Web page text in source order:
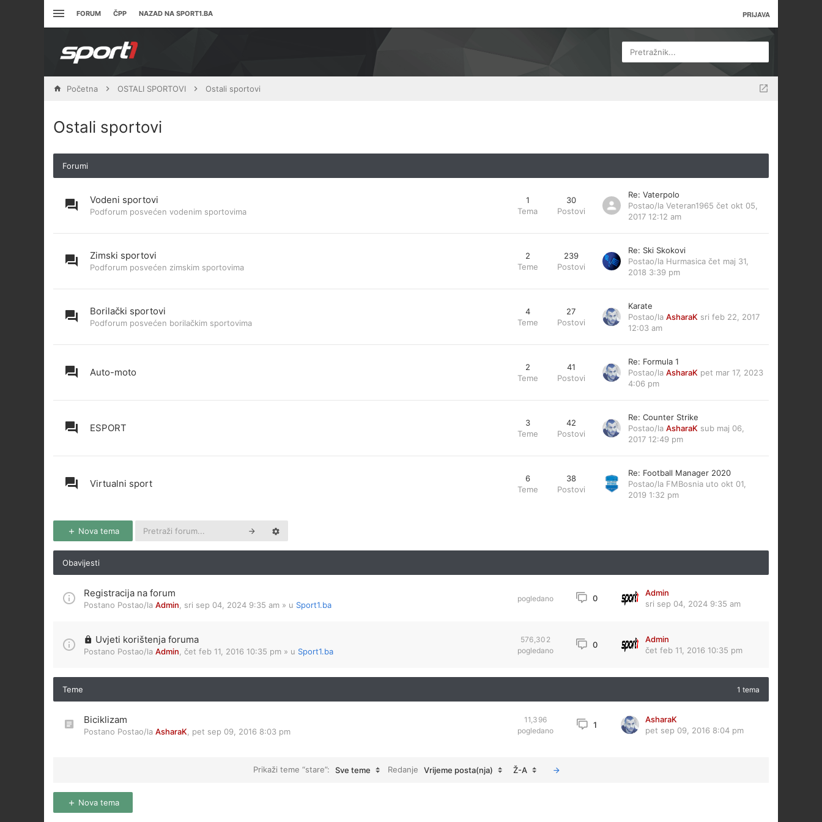
FORUM ČPP NAZAD NA SPORT1.BA PRIJAVA
Pretražnik...
Početna OSTALI SPORTOVI Ostali sportovi
Ostali sportovi
Forumi
Vodeni sportovi
Podforum posvećen vodenim sportovima
1
Tema
30
Postovi
Re: Vaterpolo
Postao/la Veteran1965 čet okt 05,
2017 12:12 am
Zimski sportovi
Podforum posvećen zimskim sportovima
2
Teme
239
Postovi
Re: Ski Skokovi
Postao/la Hurmasica čet maj 31,
2018 3:39 pm
Borilački sportovi
Podforum posvećen borilačkim sportovima
4
Teme
27
Postovi
Karate
Postao/la AsharaK sri feb 22, 2017
12:03 am
Auto-moto
2
Teme
41
Postovi
Re: Formula 1
Postao/la AsharaK pet mar 17, 2023
4:06 pm
ESPORT
3
Teme
42
Postovi
Re: Counter Strike
Postao/la AsharaK sub maj 06,
2017 12:49 pm
Virtualni sport
6
Teme
38
Postovi
Re: Football Manager 2020
Postao/la FMBosnia uto okt 01,
2019 1:32 pm
Nova tema
Obavijesti
Registracija na forum
Postano Postao/la Admin sri sep 04, 2024 9:35 am » u Sport1.ba
pogledano 0
Admin
sri sep 04, 2024 9:35 am
Uvjeti korištenja foruma
Postano Postao/la Admin čet feb 11, 2016 10:35 pm » u Sport1.ba
576,302
pogledano
0
Admin
čet feb 11, 2016 10:35 pm
Teme 1 tema
Biciklizam
Postano Postao/la AsharaK pet sep 09, 2016 8:03 pm
11,396
pogledano
1
AsharaK
pet sep 09, 2016 8:04 pm
Prikaži teme “stare”: Sve teme Redanje Vrijeme posta(nja) Ž-A
Nova tema